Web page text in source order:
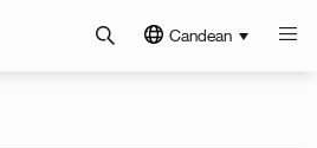
Candean